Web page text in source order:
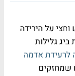
על הירידה
גלילות
לרעידת אדמה
שמחזקים